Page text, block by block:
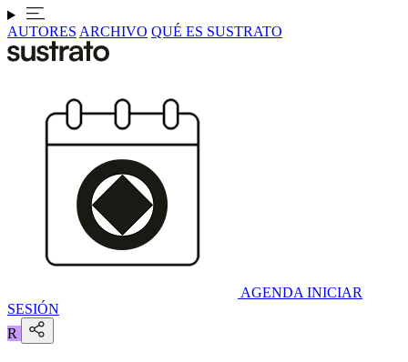
AUTORES ARCHIVO QUÉ ES SUSTRATO
AGENDA INICIAR
SESIÓN
R